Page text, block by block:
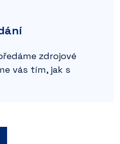
zdrojové
vás tím, jak s